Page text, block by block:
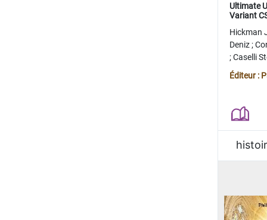
Ultimate
Variant
Hickman
Deniz;
;Caselli
Juan
Éditeur :